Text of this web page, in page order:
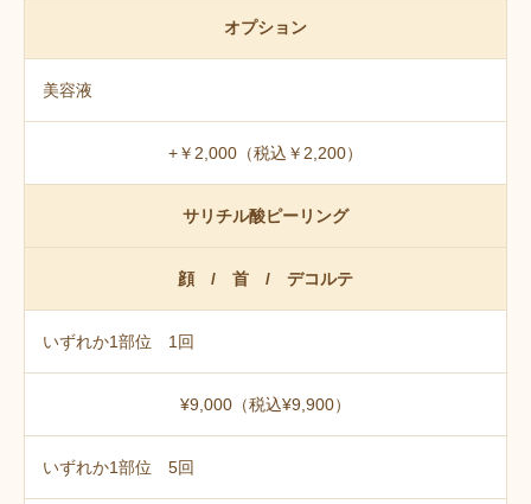
オプション
美容液
+￥2,000（税込￥2,200）
サリチル酸ピーリング
顔 / 首 / デコルテ
いずれか1部位 1回
¥9,000（税込¥9,900）
いずれか1部位 5回